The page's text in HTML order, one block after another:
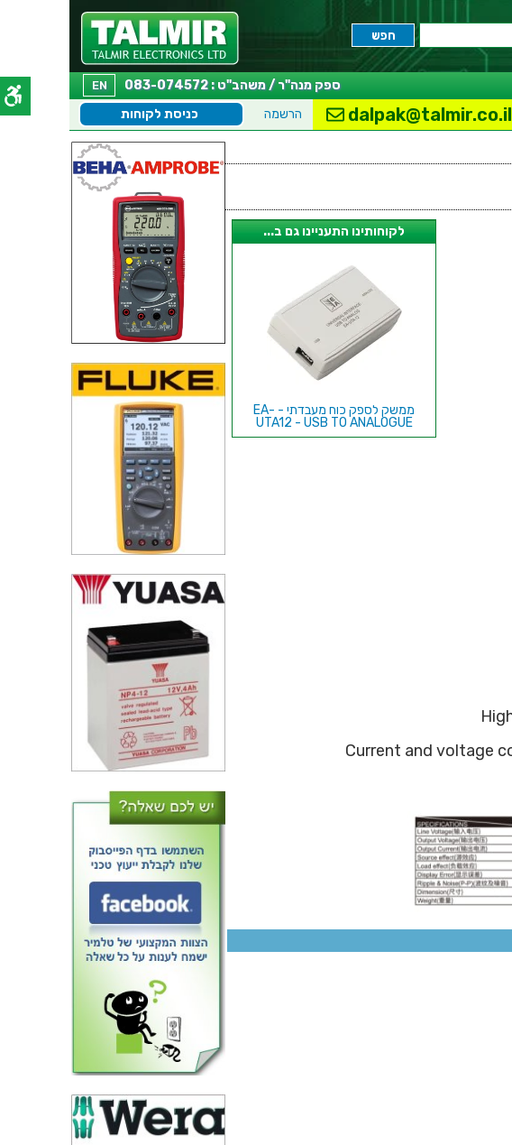
EN
ספק מנה"ר / משהב"ט : 083-074572
כניסת לקוחות הרשמה dalpak@talmir.co.il
לקוחותינו התעניינו גם ב...
ממשק לספק כוח מעבדתי - EA-
UTA12 - USB TO ANALOGUE
ספק כוח מעבדתי - ADJ - יציאה